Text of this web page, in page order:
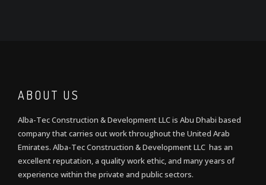
ABOUT US
Alba-Tec Construction & Development LLC is Abu Dhabi based
company that carries out work throughout the United Arab
Emirates. Alba-Tec Construction & Development LLC has an
excellent reputation, a quality work ethic, and many years of
experience within the private and public sectors.